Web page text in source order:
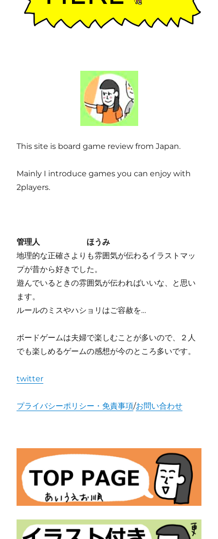
This site is board game review from Japan.
Mainly I introduce games you can enjoy with
2players.
管理人 ほうみ
地理的な正確さよりも雰囲気が伝わるイラストマッ
プが昔から好きでした。
遊んでいるときの雰囲気が伝わればいいな、と思い
ます。
ルールのミスやハショリはご容赦を…
ボードゲームは夫婦で楽しむことが多いので、２人
でも楽しめるゲームの感想が今のところ多いです。
twitter
プライバシーポリシー・免責事項/お問い合わせ